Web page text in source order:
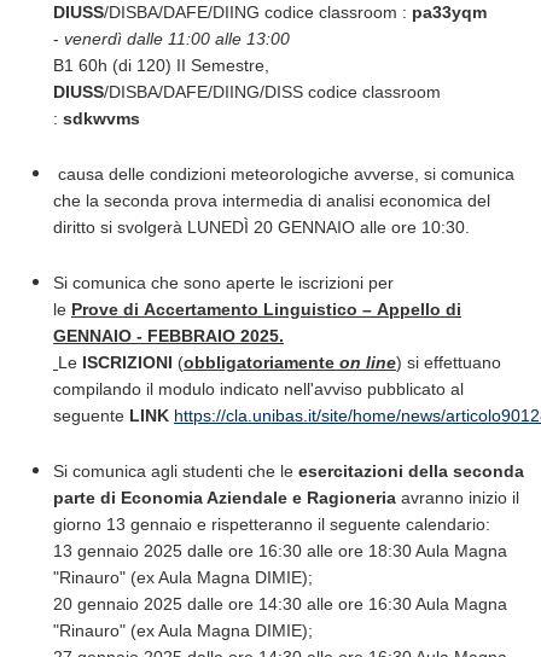
DIUSS/DISBA/DAFE/DIING codice classroom : pa33yqm
- venerdì dalle 11:00 alle 13:00
B1 60h (di 120) II Semestre,
DIUSS/DISBA/DAFE/DIING/DISS codice classroom
: sdkwvms
causa delle condizioni meteorologiche avverse, si comunica
che la seconda prova intermedia di analisi economica del
diritto si svolgerà LUNEDÌ 20 GENNAIO alle ore 10:30.
Si comunica che sono aperte le iscrizioni per
le Prove di Accertamento Linguistico – Appello di
GENNAIO - FEBBRAIO 2025.
Le ISCRIZIONI (obbligatoriamente on line) si effettuano
compilando il modulo indicato nell'avviso pubblicato al
seguente LINK https://cla.unibas.it/site/home/news/
Si comunica agli studenti che le esercitazioni della seconda
parte di Economia Aziendale e Ragioneria avranno inizio il
giorno 13 gennaio e rispetteranno il seguente calendario:
13 gennaio 2025 dalle ore 16:30 alle ore 18:30 Aula Magna
"Rinauro" (ex Aula Magna DIMIE);
20 gennaio 2025 dalle ore 14:30 alle ore 16:30 Aula Magna
"Rinauro" (ex Aula Magna DIMIE);